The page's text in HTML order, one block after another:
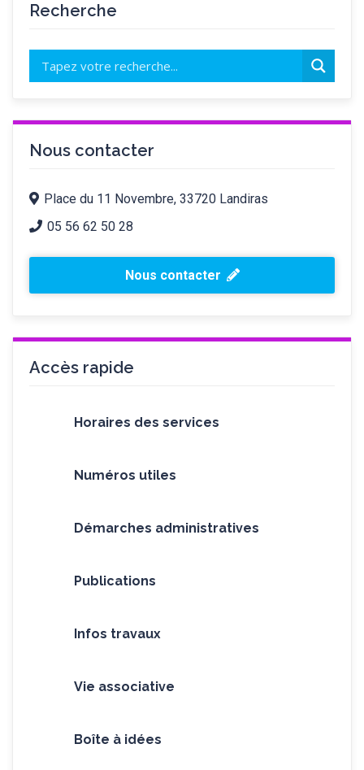
Recherche
Nous contacter
Place du 11 Novembre, 33720 Landiras
05 56 62 50 28
Nous contacter
Accès rapide
Horaires des services
Numéros utiles
Démarches administratives
Publications
Infos travaux
Vie associative
Boîte à idées